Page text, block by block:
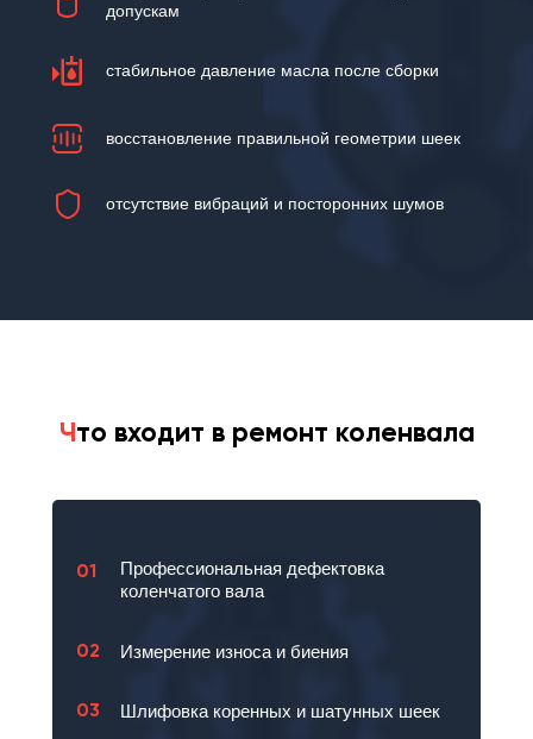
отсутствие вибраций и посторонних шумов
стабильное давление масла после сборки
восстановление правильной геометрии шеек
допускам
Что входит в ремонт коленвала
02
03
01
Измерение износа и биения
Шлифовка коренных и шатунных шеек
Профессиональная дефектовка
коленчатого вала